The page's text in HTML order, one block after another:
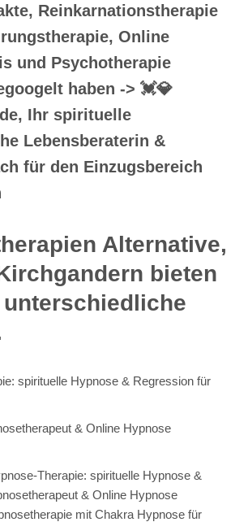
Reinkarnationstherapie
Online
und Psychotherapie
haben -> 💓️💎
Ihr spirituelle
Lebensberaterin &
für den Einzugsbereich
Alternative,
bieten
spirituelle Hypnose & Regression für
& Online Hypnose
Therapie: spirituelle Hypnose &
& Online Hypnose
mit Chakra Hypnose für